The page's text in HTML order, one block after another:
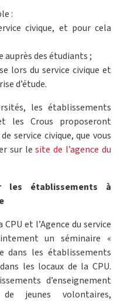
:
civique, et pour cela
auprès des étudiants ;
lors du service civique et
d’étude.
les établissements
les Crous proposeront
service civique, que vous
sur le site de l’agence du
les établissements à
et l’Agence du service
un séminaire «
dans les établissements
les locaux de la CPU.
d’enseignement
jeunes volontaires,